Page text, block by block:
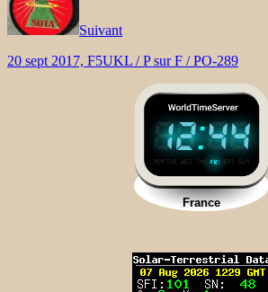
Suivant
20 sept 2017, F5UKL / P sur F / PO-289